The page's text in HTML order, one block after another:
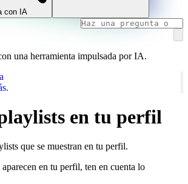
con IA
una herramienta impulsada por IA.
en tu perfil
que se muestran en tu perfil.
en tu perfil, ten en cuenta lo